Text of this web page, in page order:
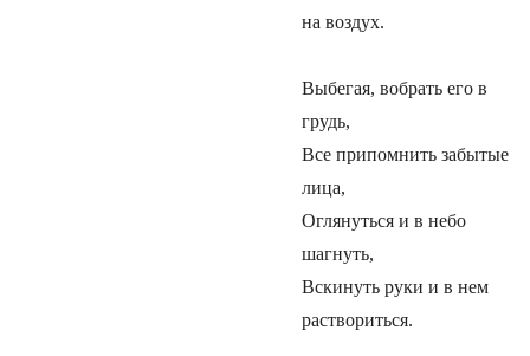
на воздух.
Выбегая, вобрать его в
грудь,
Все припомнить забытые
лица,
Оглянуться и в небо
шагнуть,
Вскинуть руки и в нем
раствориться.